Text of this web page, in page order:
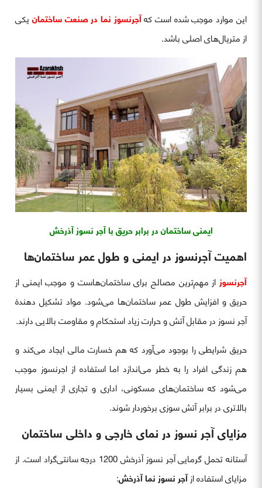
این موارد موجب شده است کهآجرنسوز نما در صنعت ساختمانیکی
از متریال‌های اصلی باشد.
ایمنی ساختمان در برابر حریق با آجر نسوز آذرخش
اهمیت آجرنسوز در ایمنی و طول عمر ساختمان‌ها
آجرنسوزاز مهم‌ترین مصالح برای ساختمان‌هاست و موجب ایمنی از
حریق و افزایش طول عمر ساختمان‌ها می‌شود. مواد تشکیل دهندۀ
آجر نسوز در مقابل آتش و حرارت زیاد استحکام و مقاومت بالایی دارند.
حریق شرایطی را بوجود می‌آورد که هم خسارت مالی ایجاد می‌کند و
هم زندگی افراد را به خطر می‌اندازد اما استفاده از اجرنسوز موجب
می‌شود که ساختمان‌های مسکونی، اداری و تجاری از ایمنی بسیار
بالاتری در برابر آتش سوزی برخوردار شوند.
مزایای آجر نسوز در نمای خارجی و داخلی ساختمان
آستانه تحمل گرمایی آجر نسوز آذرخش 1200 درجه سانتی‌گراد است. از
مزایای استفاده ازآجر نسوز نما آذرخش: